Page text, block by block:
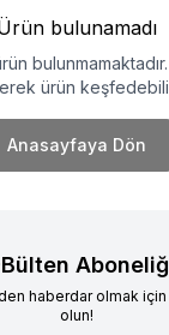
bulunamadı
ürün
Anasayfaya Dön
haberdar olmak
olun!